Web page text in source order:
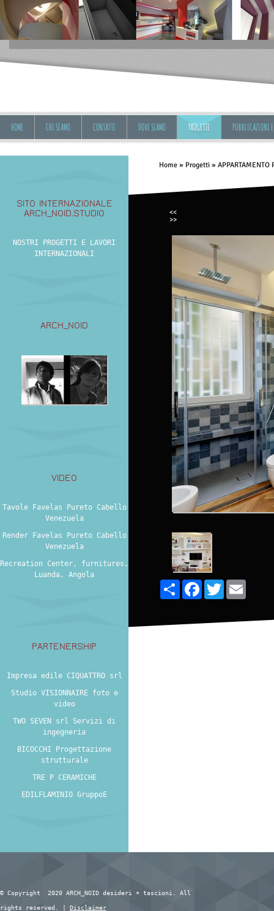
HOME CHI SIAMO CONTATTI DOVE SIAMO PROGETTI PUBBLICAZIONI E
Home » Progetti » APPARTAMENTO
<<
>>
Share FacebookTwitter
SITO INTERNAZIONALE
ARCH_NOID.STUDIO
NOSTRI PROGETTI E LAVORI
INTERNAZIONALI
ARCH_NOID
VIDEO
Tavole Favelas Pureto Cabello
Venezuela
Render Favelas Pureto Cabello
Venezuela
Recreation Center, furnitures,
Luanda, Angola
PARTENERSHIP
Impresa edile CIQUATTRO srl
Studio VISIONNAIRE foto e
video
TWO SEVEN srl Servizi di
ingegneria
BICOCCHI Progettazione
strutturale
TRE P CERAMICHE
EDILFLAMINIO GruppoE
© Copyright 2020 ARCH_NOID desideri + tascioni. All
rights reserved. | Disclaimer